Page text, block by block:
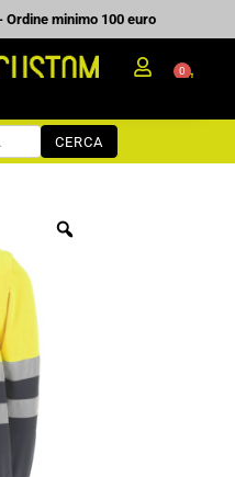
minimo 100 euro
0
CERCA